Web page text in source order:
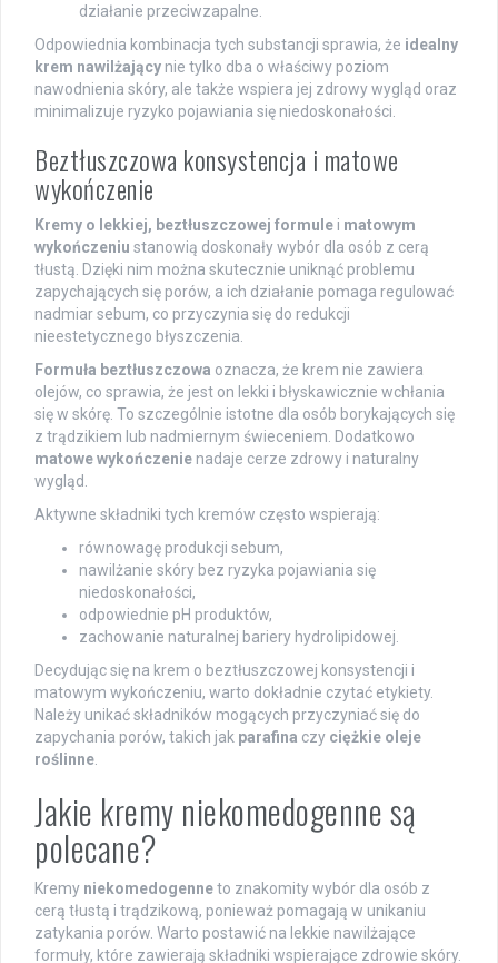
działanie przeciwzapalne.
Odpowiednia kombinacja tych substancji sprawia, że idealny
krem nawilżający nie tylko dba o właściwy poziom
nawodnienia skóry, ale także wspiera jej zdrowy wygląd oraz
minimalizuje ryzyko pojawiania się niedoskonałości.
Beztłuszczowa konsystencja i matowe
wykończenie
Kremy o lekkiej, beztłuszczowej formule i matowym
wykończeniu stanowią doskonały wybór dla osób z cerą
tłustą. Dzięki nim można skutecznie uniknąć problemu
zapychających się porów, a ich działanie pomaga regulować
nadmiar sebum, co przyczynia się do redukcji
nieestetycznego błyszczenia.
Formuła beztłuszczowa oznacza, że krem nie zawiera
olejów, co sprawia, że jest on lekki i błyskawicznie wchłania
się w skórę. To szczególnie istotne dla osób borykających się
z trądzikiem lub nadmiernym świeceniem. Dodatkowo
matowe wykończenie nadaje cerze zdrowy i naturalny
wygląd.
Aktywne składniki tych kremów często wspierają:
równowagę produkcji sebum,
nawilżanie skóry bez ryzyka pojawiania się
niedoskonałości,
odpowiednie pH produktów,
zachowanie naturalnej bariery hydrolipidowej.
Decydując się na krem o beztłuszczowej konsystencji i
matowym wykończeniu, warto dokładnie czytać etykiety.
Należy unikać składników mogących przyczyniać się do
zapychania porów, takich jak parafina czy ciężkie oleje
roślinne
Jakie kremy niekomedogenne są
polecane?
Kremy niekomedogenneto znakomity wybór dla osób z
cerą tłustą i trądzikową, ponieważ pomagają w unikaniu
zatykania porów. Warto postawić na lekkie nawilżające
formuły, które zawierają składniki wspierające zdrowie skóry.